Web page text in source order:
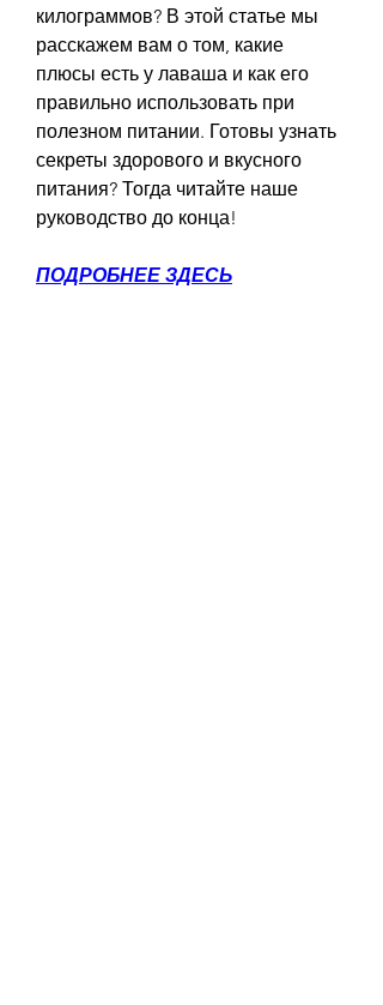
килограммов? В этой статье мы
расскажем вам о том, какие
плюсы есть у лаваша и как его
правильно использовать при
полезном питании. Готовы узнать
секреты здорового и вкусного
питания? Тогда читайте наше
руководство до конца!
ПОДРОБНЕЕ ЗДЕСЬ